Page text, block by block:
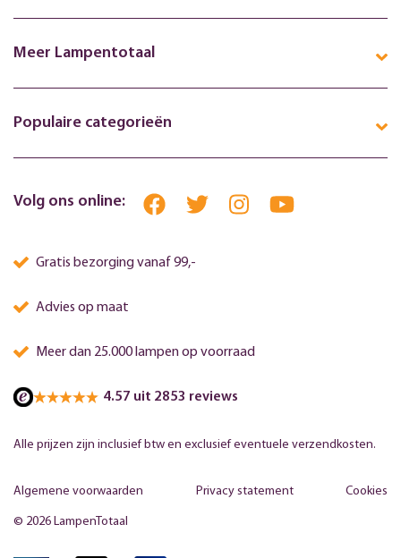
Meer Lampentotaal
Populaire categorieën
Volg ons online:
Gratis bezorging vanaf 99,-
Advies op maat
Meer dan 25.000 lampen op voorraad
4.57 uit 2853 reviews
Alle prijzen zijn inclusief btw en exclusief eventuele verzendkosten.
© 2026 LampenTotaal
Algemene voorwaarden Privacy statement Cookies